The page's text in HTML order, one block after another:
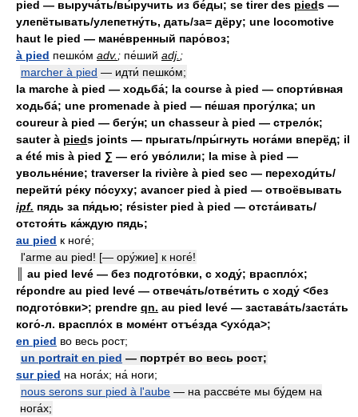
pied — выруча́ть/вы́ручить из бе́ды; se tirer des pieds —
улепётывать/улепетну́ть, дать/за= дёру; une locomotive
haut le pied — мане́вренный паро́воз;
à pied пешко́м adv. ; пе́ший adj. ;
marcher à pied — идти́ пешко́м;
la marche à pied — ходьба́; la course à pied — спорти́вная
ходьба́; une promenade à pied — пе́шая прогу́лка; un
coureur à pied — бегу́н; un chasseur à pied — стрело́к;
sauter à pieds joints — прыгать/пры́гнуть нога́ми вперёд; il
a été mis à pied ∑ — его́ уво́лили; la mise à pied —
увольне́ние; traverser la rivière à pied sec — переходи́ть/
перейти́ ре́ку по́суху; avancer pied à pied — отвоёвывать
ipf. пядь за пя́дью; résister pied à pied — отста́ивать/
отстоя́ть ка́ждую пядь;
au pied к ноге́;
l'arme au pied! [— ору́жие] к ноге́!
║ au pied levé — без подгото́вки, с ходу́; враспло́х;
répondre au pied levé — отвеча́ть/отве́тить с ходу́ <без
подгото́вки>; prendre qn. au pied levé — застава́ть/заста́ть
кого́-л. враспло́х в моме́нт отъе́зда <ухо́да>;
en pied во весь рост;
un portrait en pied — портре́т во весь рост;
sur pied на нога́х; на́ ноги;
nous serons sur pied à l'aube — на рассве́те мы бу́дем на
нога́х;